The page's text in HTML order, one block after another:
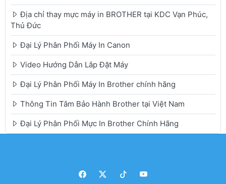
Địa chỉ thay mực máy in BROTHER tại KDC Vạn Phúc,
Thủ Đức
Đại Lý Phân Phối Máy In Canon
Video Hướng Dẫn Lắp Đặt Máy
Đại Lý Phân Phối Máy In Brother chính hãng
Thông Tin Tâm Bảo Hành Brother tại Việt Nam
Đại Lý Phân Phối Mực In Brother Chính Hãng